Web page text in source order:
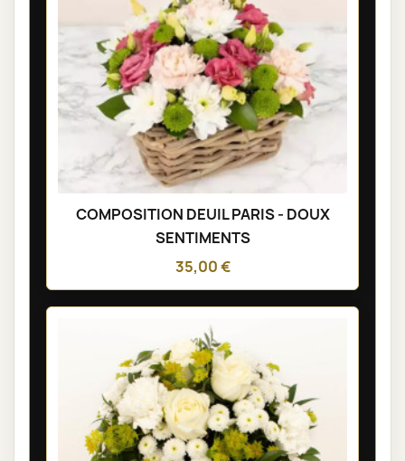
COMPOSITION DEUIL PARIS - DOUX
SENTIMENTS
35,00 €